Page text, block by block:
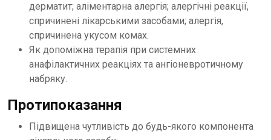
дерматит; аліментарна алергія; алергічні реакції,
спричинені лікарськими засобами; алергія,
спричинена укусом комах.
Як допоміжна терапія при системних
анафілактичних реакціях та ангіоневротичному
набряку.
Протипоказання
Підвищена чутливість до будь-якого компонента